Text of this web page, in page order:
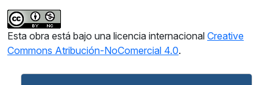
Esta obra está bajo una licencia internacional Creative
Commons Atribución-NoComercial 4.0.